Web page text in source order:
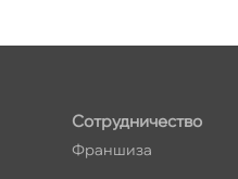
Сотрудничество
Франшиза